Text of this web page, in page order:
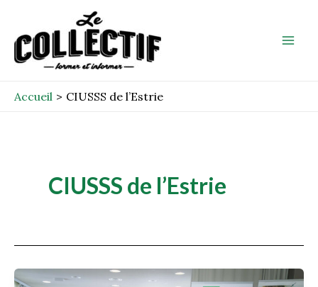
contenu
Accueil CIUSSS de l’Estrie
CIUSSS de l’Estrie